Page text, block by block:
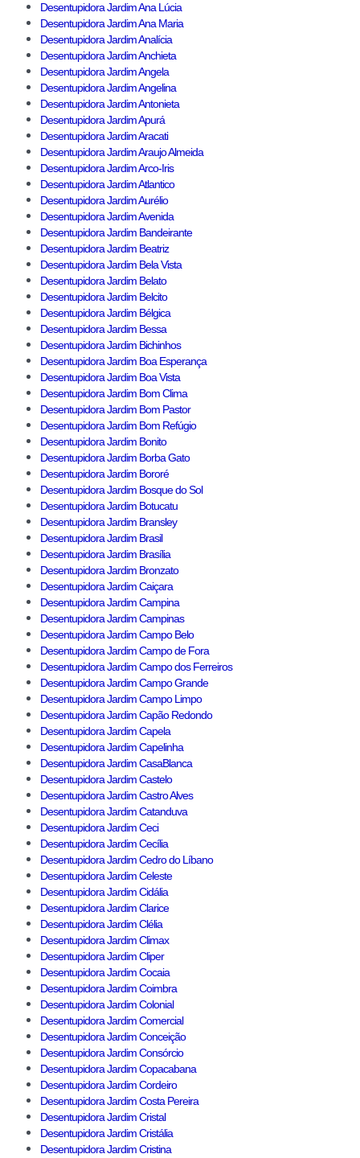
Desentupidora Jardim Ana Lúcia
Desentupidora Jardim Ana Maria
Desentupidora Jardim Analícia
Desentupidora Jardim Anchieta
Desentupidora Jardim Angela
Desentupidora Jardim Angelina
Desentupidora Jardim Antonieta
Desentupidora Jardim Apurá
Desentupidora Jardim Aracati
Desentupidora Jardim Araujo Almeida
Desentupidora Jardim Arco-Iris
Desentupidora Jardim Atlantico
Desentupidora Jardim Aurélio
Desentupidora Jardim Avenida
Desentupidora Jardim Bandeirante
Desentupidora Jardim Beatriz
Desentupidora Jardim Bela Vista
Desentupidora Jardim Belato
Desentupidora Jardim Belcito
Desentupidora Jardim Bélgica
Desentupidora Jardim Bessa
Desentupidora Jardim Bichinhos
Desentupidora Jardim Boa Esperança
Desentupidora Jardim Boa Vista
Desentupidora Jardim Bom Clima
Desentupidora Jardim Bom Pastor
Desentupidora Jardim Bom Refúgio
Desentupidora Jardim Bonito
Desentupidora Jardim Borba Gato
Desentupidora Jardim Bororé
Desentupidora Jardim Bosque do Sol
Desentupidora Jardim Botucatu
Desentupidora Jardim Bransley
Desentupidora Jardim Brasil
Desentupidora Jardim Brasília
Desentupidora Jardim Bronzato
Desentupidora Jardim Caiçara
Desentupidora Jardim Campina
Desentupidora Jardim Campinas
Desentupidora Jardim Campo Belo
Desentupidora Jardim Campo de Fora
Desentupidora Jardim Campo dos Ferreiros
Desentupidora Jardim Campo Grande
Desentupidora Jardim Campo Limpo
Desentupidora Jardim Capão Redondo
Desentupidora Jardim Capela
Desentupidora Jardim Capelinha
Desentupidora Jardim CasaBlanca
Desentupidora Jardim Castelo
Desentupidora Jardim Castro Alves
Desentupidora Jardim Catanduva
Desentupidora Jardim Ceci
Desentupidora Jardim Cecília
Desentupidora Jardim Cedro do Líbano
Desentupidora Jardim Celeste
Desentupidora Jardim Cidália
Desentupidora Jardim Clarice
Desentupidora Jardim Clélia
Desentupidora Jardim Climax
Desentupidora Jardim Cliper
Desentupidora Jardim Cocaia
Desentupidora Jardim Coimbra
Desentupidora Jardim Colonial
Desentupidora Jardim Comercial
Desentupidora Jardim Conceição
Desentupidora Jardim Consórcio
Desentupidora Jardim Copacabana
Desentupidora Jardim Cordeiro
Desentupidora Jardim Costa Pereira
Desentupidora Jardim Cristal
Desentupidora Jardim Cristália
Desentupidora Jardim Cristina